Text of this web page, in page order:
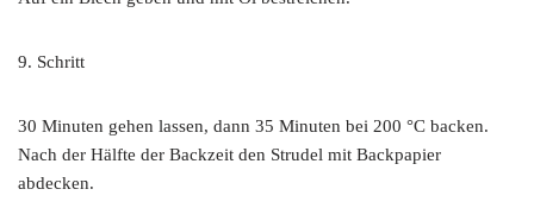
9. Schritt
30 Minuten gehen lassen, dann 35 Minuten bei 200 °C backen.
Nach der Hälfte der Backzeit den Strudel mit Backpapier
abdecken.